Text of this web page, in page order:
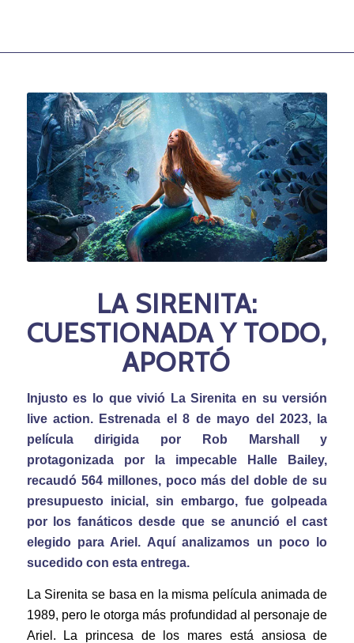
LA SIRENITA:
CUESTIONADA Y TODO,
APORTÓ
Injusto es lo que vivió La Sirenita en su versión
live action. Estrenada el 8 de mayo del 2023, la
película dirigida por Rob Marshall y
protagonizada por la impecable Halle Bailey,
recaudó 564 millones, poco más del doble de su
presupuesto inicial, sin embargo, fue golpeada
por los fanáticos desde que se anunció el cast
elegido para Ariel. Aquí analizamos un poco lo
sucedido con esta entrega.
La Sirenita se basa en la misma película animada de
1989, pero le otorga más profundidad al personaje de
Ariel. La princesa de los mares está ansiosa de